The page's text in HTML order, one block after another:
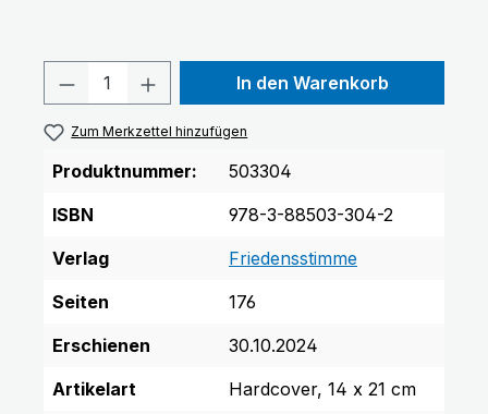
Produkt Anzahl: Gib den
In den Warenkorb
Zum Merkzettel hinzufügen
Produktnummer:
503304
ISBN
978-3-88503-304-2
Verlag
Friedensstimme
Seiten
176
Erschienen
30.10.2024
Artikelart
Hardcover, 14 x 21 cm